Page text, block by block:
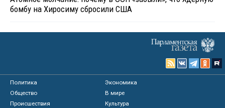
бомбу на Хиросиму сбросили США
Политика
Экономика
Общество
В мире
Происшествия
Культура